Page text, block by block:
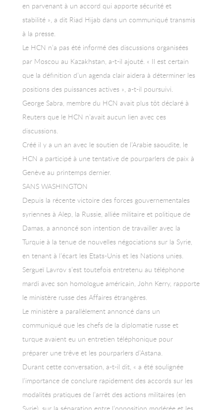
en parvenant à un accord qui apporte sécurité et
stabilité », a dit Riad Hijab dans un communiqué transmis
à la presse.
Le HCN n’a pas été informé des discussions organisées
par Moscou au Kazakhstan, a-t-il ajouté. « Il est certain
que la définition d’un agenda clair aidera à déterminer les
positions des puissances actives », a-t-il poursuivi.
George Sabra, membre du HCN avait plus tôt déclaré à
Reuters que le HCN n’avait aucun lien avec ces
discussions.
Créé il y a un an avec le soutien de l’Arabie saoudite, le
HCN a participé à une tentative de pourparlers de paix à
Genève au printemps dernier.
SANS WASHINGTON
Depuis la récente victoire des forces gouvernementales
syriennes à Alep, la Russie, alliée militaire et politique de
Damas, a annoncé son intention de travailler avec la
Turquie à la tenue de nouvelles négociations sur la Syrie,
en tenant à l’écart les Etats-Unis et les Nations unies.
Sergueï Lavrov s’est toutefois entretenu au téléphone
mardi avec son homologue américain, John Kerry, rapporte
le ministère russe des Affaires étrangères.
Le ministère a parallèlement annoncé dans un
communiqué que les chefs de la diplomatie russe et
turque avaient eu un entretien téléphonique pour
préparer une trêve et les pourparlers d’Astana.
Durant cette conversation, a-t-il dit, « a été soulignée
l’importance de conclure rapidement des accords sur les
modalités pratiques de l’arrêt des actions militaires (en